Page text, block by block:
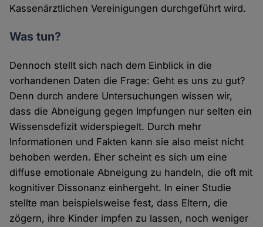
Kassenärztlichen Vereinigungen durchgeführt wird.
Was tun?
Dennoch stellt sich nach dem Einblick in die
vorhandenen Daten die Frage: Geht es uns zu gut?
Denn durch andere Untersuchungen wissen wir,
dass die Abneigung gegen Impfungen nur selten ein
Wissensdefizit widerspiegelt. Durch mehr
Informationen und Fakten kann sie also meist nicht
behoben werden. Eher scheint es sich um eine
diffuse emotionale Abneigung zu handeln, die oft mit
kognitiver Dissonanz einhergeht. In einer Studie
stellte man beispielsweise fest, dass Eltern, die
zögern, ihre Kinder impfen zu lassen, noch weniger